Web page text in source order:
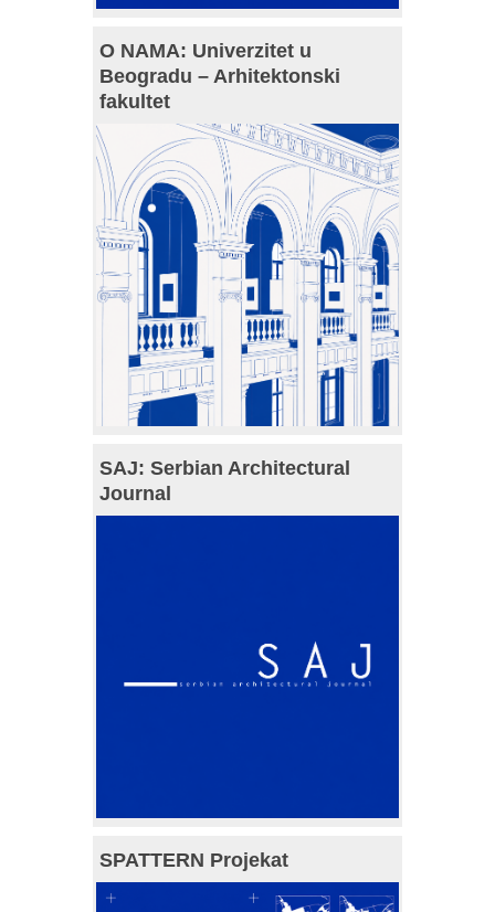
O NAMA: Univerzitet u
Beogradu – Arhitektonski
fakultet
SAJ: Serbian Architectural
Journal
SPATTERN Projekat